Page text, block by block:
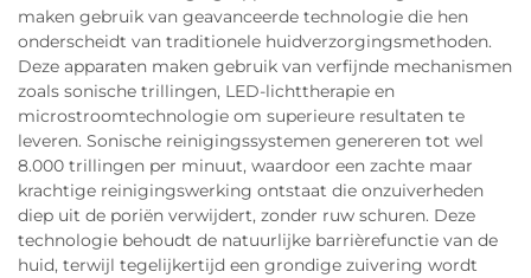
maken gebruik van geavanceerde technologie die hen
onderscheidt van traditionele huidverzorgingsmethoden.
Deze apparaten maken gebruik van verfijnde mechanismen
zoals sonische trillingen, LED-lichttherapie en
microstroomtechnologie om superieure resultaten te
leveren. Sonische reinigingssystemen genereren tot wel
8.000 trillingen per minuut, waardoor een zachte maar
krachtige reinigingswerking ontstaat die onzuiverheden
diep uit de poriën verwijdert, zonder ruw schuren. Deze
technologie behoudt de natuurlijke barrièrefunctie van de
huid, terwijl tegelijkertijd een grondige zuivering wordt